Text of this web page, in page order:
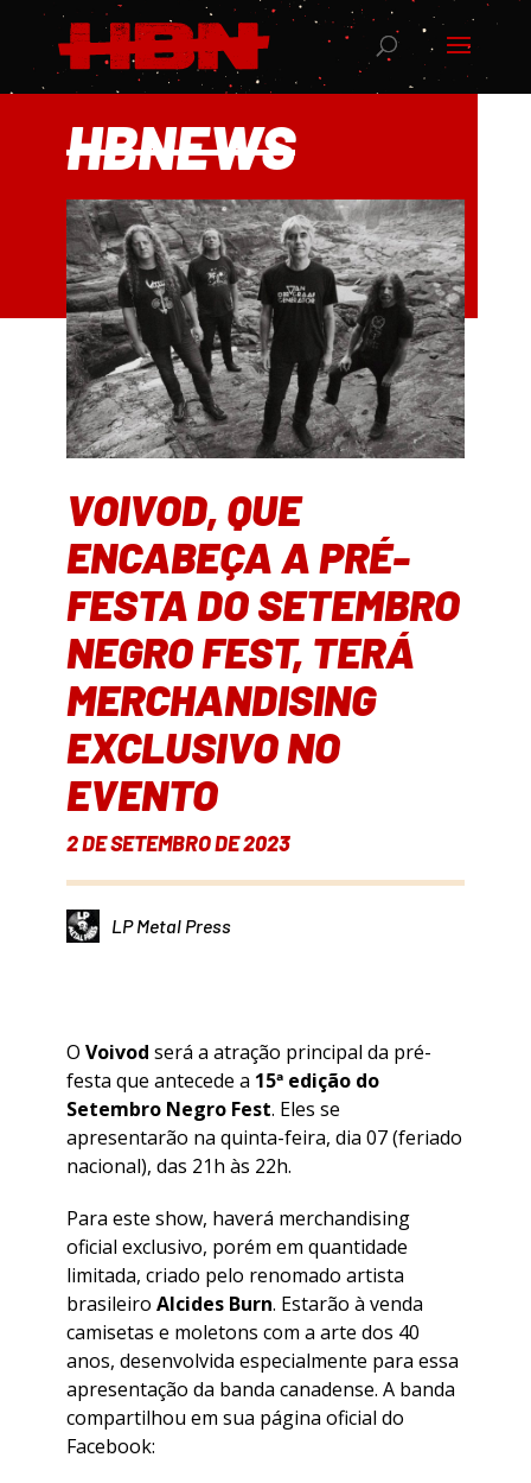
HBNEWS
VOIVOD, QUE
ENCABEÇA A PRÉ-
FESTA DO SETEMBRO
NEGRO FEST, TERÁ
MERCHANDISING
EXCLUSIVO NO
EVENTO
2 DE SETEMBRO DE 2023
LP Metal Press
O Voivod será a atração principal da pré-
festa que antecede a 15ª edição do
Setembro Negro Fest. Eles se
apresentarão na quinta-feira, dia 07 (feriado
nacional), das 21h às 22h.
Para este show, haverá merchandising
oficial exclusivo, porém em quantidade
limitada, criado pelo renomado artista
brasileiro Alcides Burn. Estarão à venda
camisetas e moletons com a arte dos 40
anos, desenvolvida especialmente para essa
apresentação da banda canadense. A banda
compartilhou em sua página oficial do
Facebook: